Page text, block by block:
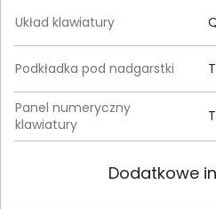
Układ klawiatury
Podkładka pod nadgarstki
Panel numeryczny
klawiatury
Dodatkowe